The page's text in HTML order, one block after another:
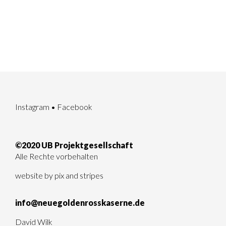
Instagram • Facebook
©2020 UB Projektgesellschaft
Alle Rechte vorbehalten
website by pix and stripes
info@neuegoldenrosskaserne.de
David Wilk